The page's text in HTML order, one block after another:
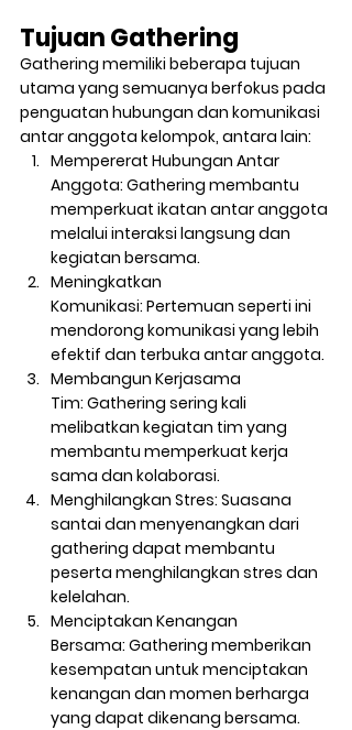
Tujuan Gathering
Gathering memiliki beberapa tujuan
utama yang semuanya berfokus pada
penguatan hubungan dan komunikasi
antar anggota kelompok, antara lain:
Mempererat Hubungan Antar
Anggota: Gathering membantu
memperkuat ikatan antar anggota
melalui interaksi langsung dan
kegiatan bersama.
Meningkatkan
Komunikasi: Pertemuan seperti ini
mendorong komunikasi yang lebih
efektif dan terbuka antar anggota.
Membangun Kerjasama
Tim: Gathering sering kali
melibatkan kegiatan tim yang
membantu memperkuat kerja
sama dan kolaborasi.
Menghilangkan Stres: Suasana
santai dan menyenangkan dari
gathering dapat membantu
peserta menghilangkan stres dan
kelelahan.
Menciptakan Kenangan
Bersama: Gathering memberikan
kesempatan untuk menciptakan
kenangan dan momen berharga
yang dapat dikenang bersama.